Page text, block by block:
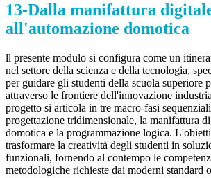
13-Dalla manifattura
all'automazione domotica
ll presente modulo si configura come un
nel settore della scienza e della tecnologia,
per guidare gli studenti della scuola superiore
attraverso le frontiere dell'innovazione
progetto si articola in tre macro-fasi
progettazione tridimensionale, la manifattura
domotica e la programmazione logica.
trasformare la creatività degli studenti in
funzionali, fornendo al contempo le
metodologiche richieste dai moderni standard